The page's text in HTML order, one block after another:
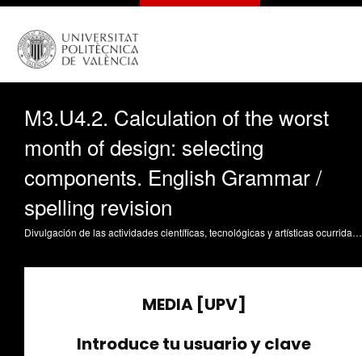
M3.U4.2. Calculation of the worst
month of design: selecting
components. English Grammar /
spelling revision
Divulgación de las actividades científicas, tecnológicas y artísticas ocurridas en los tres campus de la UPV